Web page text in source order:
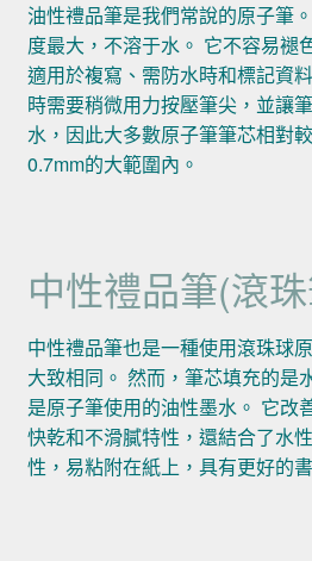
油性禮品筆是我們常說的原子筆
度最大，不溶于水。 它不容易褪
適用於複寫、需防水時和標記資
時需要稍微用力按壓筆尖，並讓
水，因此大多數原子筆筆芯相對
0.7mm的大範圍內。
中性禮品筆(滾
中性禮品筆也是一種使用滾珠球
大致相同。 然而，筆芯填充的是
是原子筆使用的油性墨水。 它改
快乾和不滑膩特性，還結合了水
性，易粘附在紙上，具有更好的